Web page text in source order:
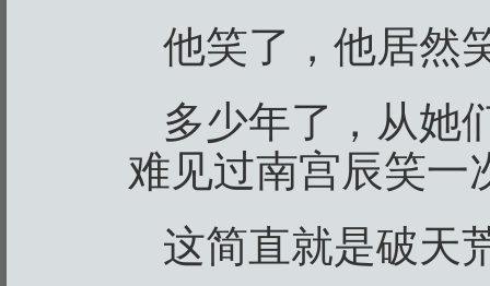
他笑了，他居然
多少年了，从她
难见过南宫辰笑一
这简直就是破天